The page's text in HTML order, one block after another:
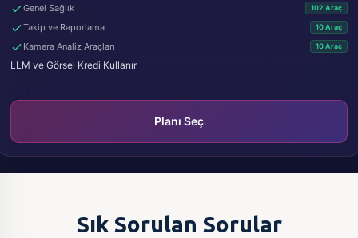
Genel Sağlık 102 Araç
Takip ve Raporlama 10 Araç
Kamera Analiz Araçları 10 Araç
LLM ve Görsel Kredi Kullanır
Planı Seç
Sık Sorulan Sorular